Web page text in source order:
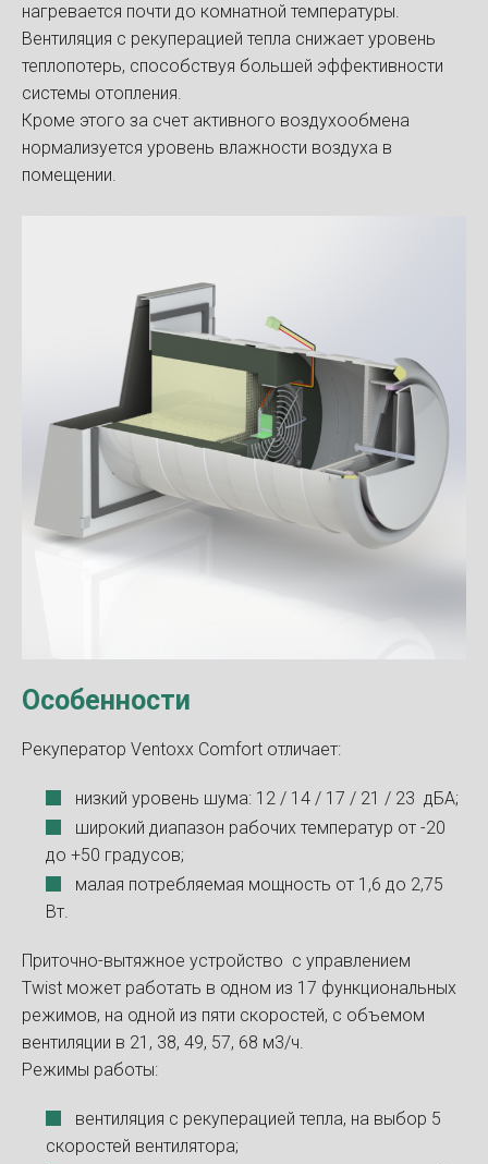
нагревается почти до комнатной температуры.
Вентиляция с рекуперацией тепла снижает уровень
теплопотерь, способствуя большей эффективности
системы отопления.
Кроме этого за счет активного воздухообмена
нормализуется уровень влажности воздуха в
помещении.
Особенности
Рекуператор Ventoxx Comfort отличает:
низкий уровень шума: 12 / 14 / 17 / 21 / 23 дБА;
широкий диапазон рабочих температур от -20
до +50 градусов;
малая потребляемая мощность от 1,6 до 2,75
Вт.
Приточно-вытяжное устройство с управлением
Twist может работать в одном из 17 функциональных
режимов, на одной из пяти скоростей, с объемом
вентиляции в 21, 38, 49, 57, 68 м3/ч.
Режимы работы:
вентиляция с рекуперацией тепла, на выбор 5
скоростей вентилятора;